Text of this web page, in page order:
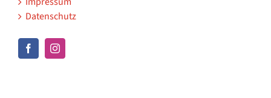
Datenschutz